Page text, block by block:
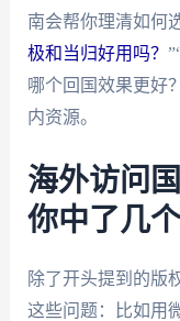
南会帮你理清如何
极和当归好用吗？
哪个回国效果更好
内资源。
海外访问
你中了几个
除了开头提到的版
这些问题：比如用